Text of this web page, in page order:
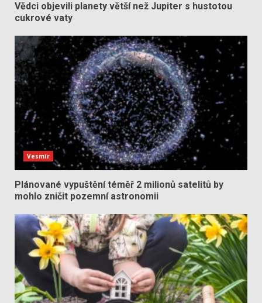
Vědci objevili planety větší než Jupiter s hustotou
cukrové vaty
Vesmír
Plánované vypuštění téměř 2 milionů satelitů by
mohlo zničit pozemní astronomii